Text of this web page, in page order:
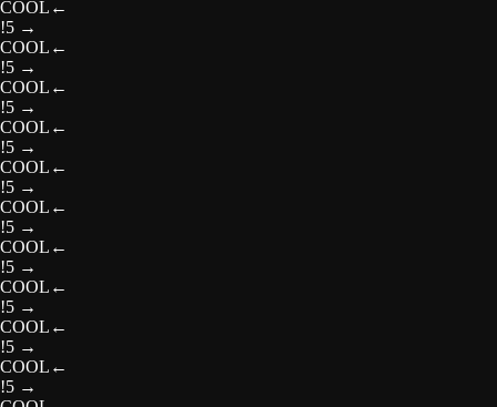
COOL ←
!5 →
COOL ←
!5 →
COOL ←
!5 →
COOL ←
!5 →
COOL ←
!5 →
COOL ←
!5 →
COOL ←
!5 →
COOL ←
!5 →
COOL ←
!5 →
COOL ←
!5 →